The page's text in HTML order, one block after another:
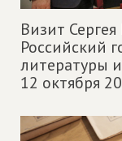
Визит
Российский
литературы
12 октября